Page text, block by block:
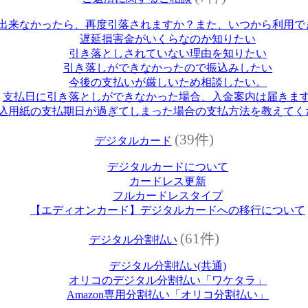
来なかったら、再度引落されますか？また、いつから利用で
遅延損害金がいくらなのか知りたい
引き落としされていない理由を知りたい
引き落しができなかったので振込みしたい
今後の支払いが厳しいため相談したい。
支払日に引き落としができなかった場合、入金案内は届きます
用紙の支払期日が過ぎてしまった場合の支払方法を教えてく
デジタルカード (39件)
デジタルカードについて
カードレス更新
フルカードレスタイプ
【エディオンカード】デジタルカードへの移行について
デジタル分割払い (61件)
デジタル分割払い(共通)
オリコのデジタル分割払い「ワケタラ」
Amazon専用分割払い「オリコ分割払い」